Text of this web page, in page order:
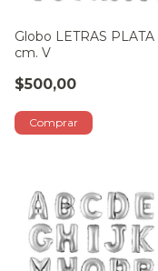
Globo LETRAS
cm. V
$500,00